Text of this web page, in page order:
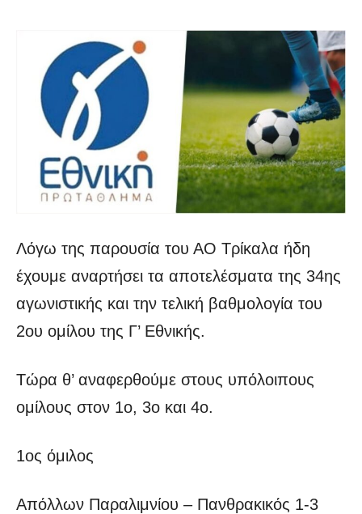
Λόγω της παρουσία του ΑΟ Τρίκαλα ήδη
έχουμε αναρτήσει τα αποτελέσματα της 34ης
αγωνιστικής και την τελική βαθμολογία του
2ου ομίλου της Γ’ Εθνικής.
Τώρα θ’ αναφερθούμε στους υπόλοιπους
ομίλους στον 1ο, 3ο και 4ο.
1ος όμιλος
Απόλλων Παραλιμνίου – Πανθρακικός 1-3